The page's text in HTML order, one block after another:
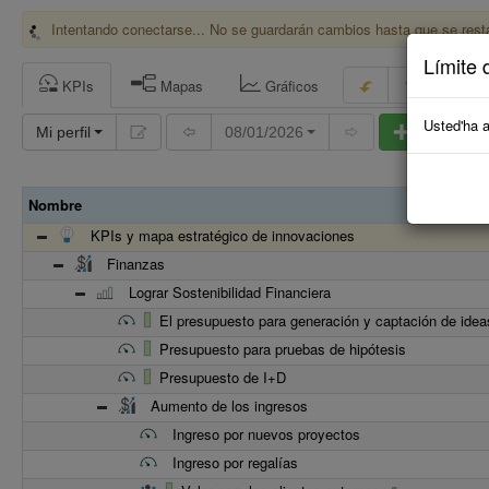
Intentando conectarse... No se guardarán cambios hasta que se
KPIs Mapas Gráficos
Mi perfil 08/01/2026 Agregar
Nombre
KPIs y mapa estratégico de innovaciones
Finanzas
Lograr Sostenibilidad Financiera
El presupuesto para generación y captación de
Presupuesto para pruebas de hipótesis
Presupuesto de I+D
Aumento de los ingresos
Ingreso por nuevos proyectos
Ingreso por regalías
Límite
Usted'ha